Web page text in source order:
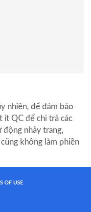
nhiên, để đảm bảo
QC để chi trả các
động nhảy trang,
không làm phiền
OF USE